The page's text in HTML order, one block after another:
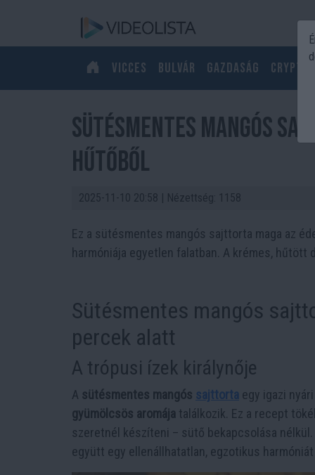
Vicces Bulvár Gazdaság Crypto
Sütésmentes mangós
hűtőből
2025-11-10 20:58 | Nézettség: 1158
Ez a sütésmentes mangós sajttorta maga az
harmóniája egyetlen falatban. A krémes,
Sütésmentes mangós
percek alatt
A trópusi ízek királynője
A sütésmentes mangós sajttorta egy igazi
gyümölcsös aromája találkozik. Ez a recept
szeretnél készíteni – sütő bekapcsolása
együtt egy ellenállhatatlan, egzotikus harmóniát